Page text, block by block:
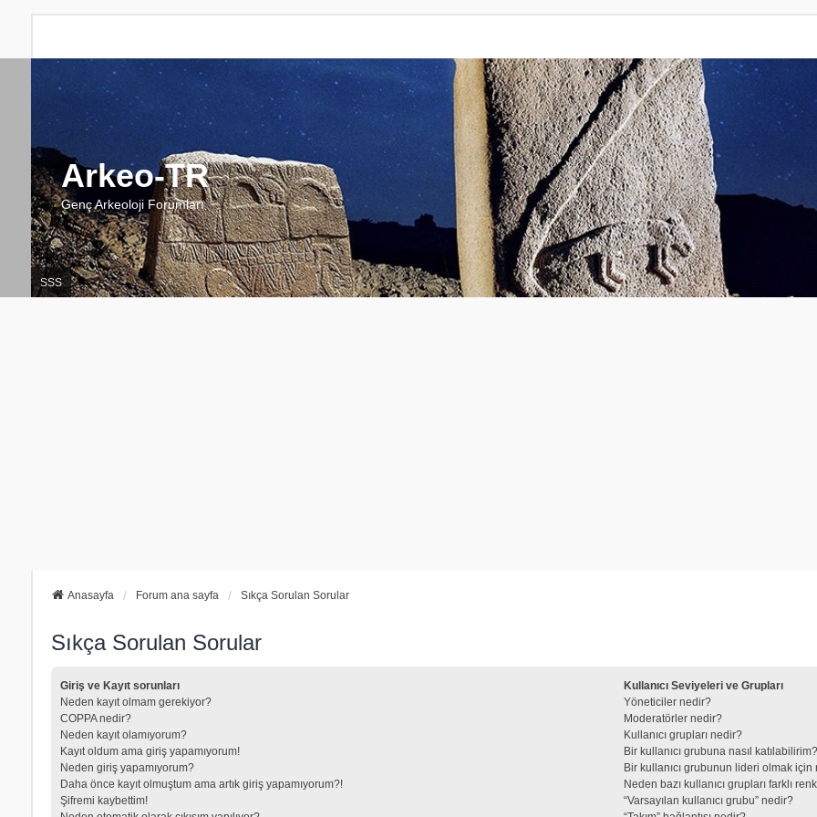
Arkeo-TR
Genç Arkeoloji Forumları
SSS
Anasayfa Forum ana sayfa Sıkça Sorulan Sorular
Sıkça Sorulan Sorular
Giriş ve Kayıt sorunları
Neden kayıt olmam gerekiyor?
COPPA nedir?
Neden kayıt olamıyorum?
Kayıt oldum ama giriş yapamıyorum!
Neden giriş yapamıyorum?
Daha önce kayıt olmuştum ama artık giriş yapamıyorum?!
Şifremi kaybettim!
Kullanıcı Seviyeleri ve Grupları
Yöneticiler nedir?
Moderatörler nedir?
Kullanıcı grupları nedir?
Bir kullanıcı grubuna nasıl katılabilirim?
Bir kullanıcı grubunun lideri olmak
Neden bazı kullanıcı grupları farklı
“Varsayılan kullanıcı grubu” nedir?